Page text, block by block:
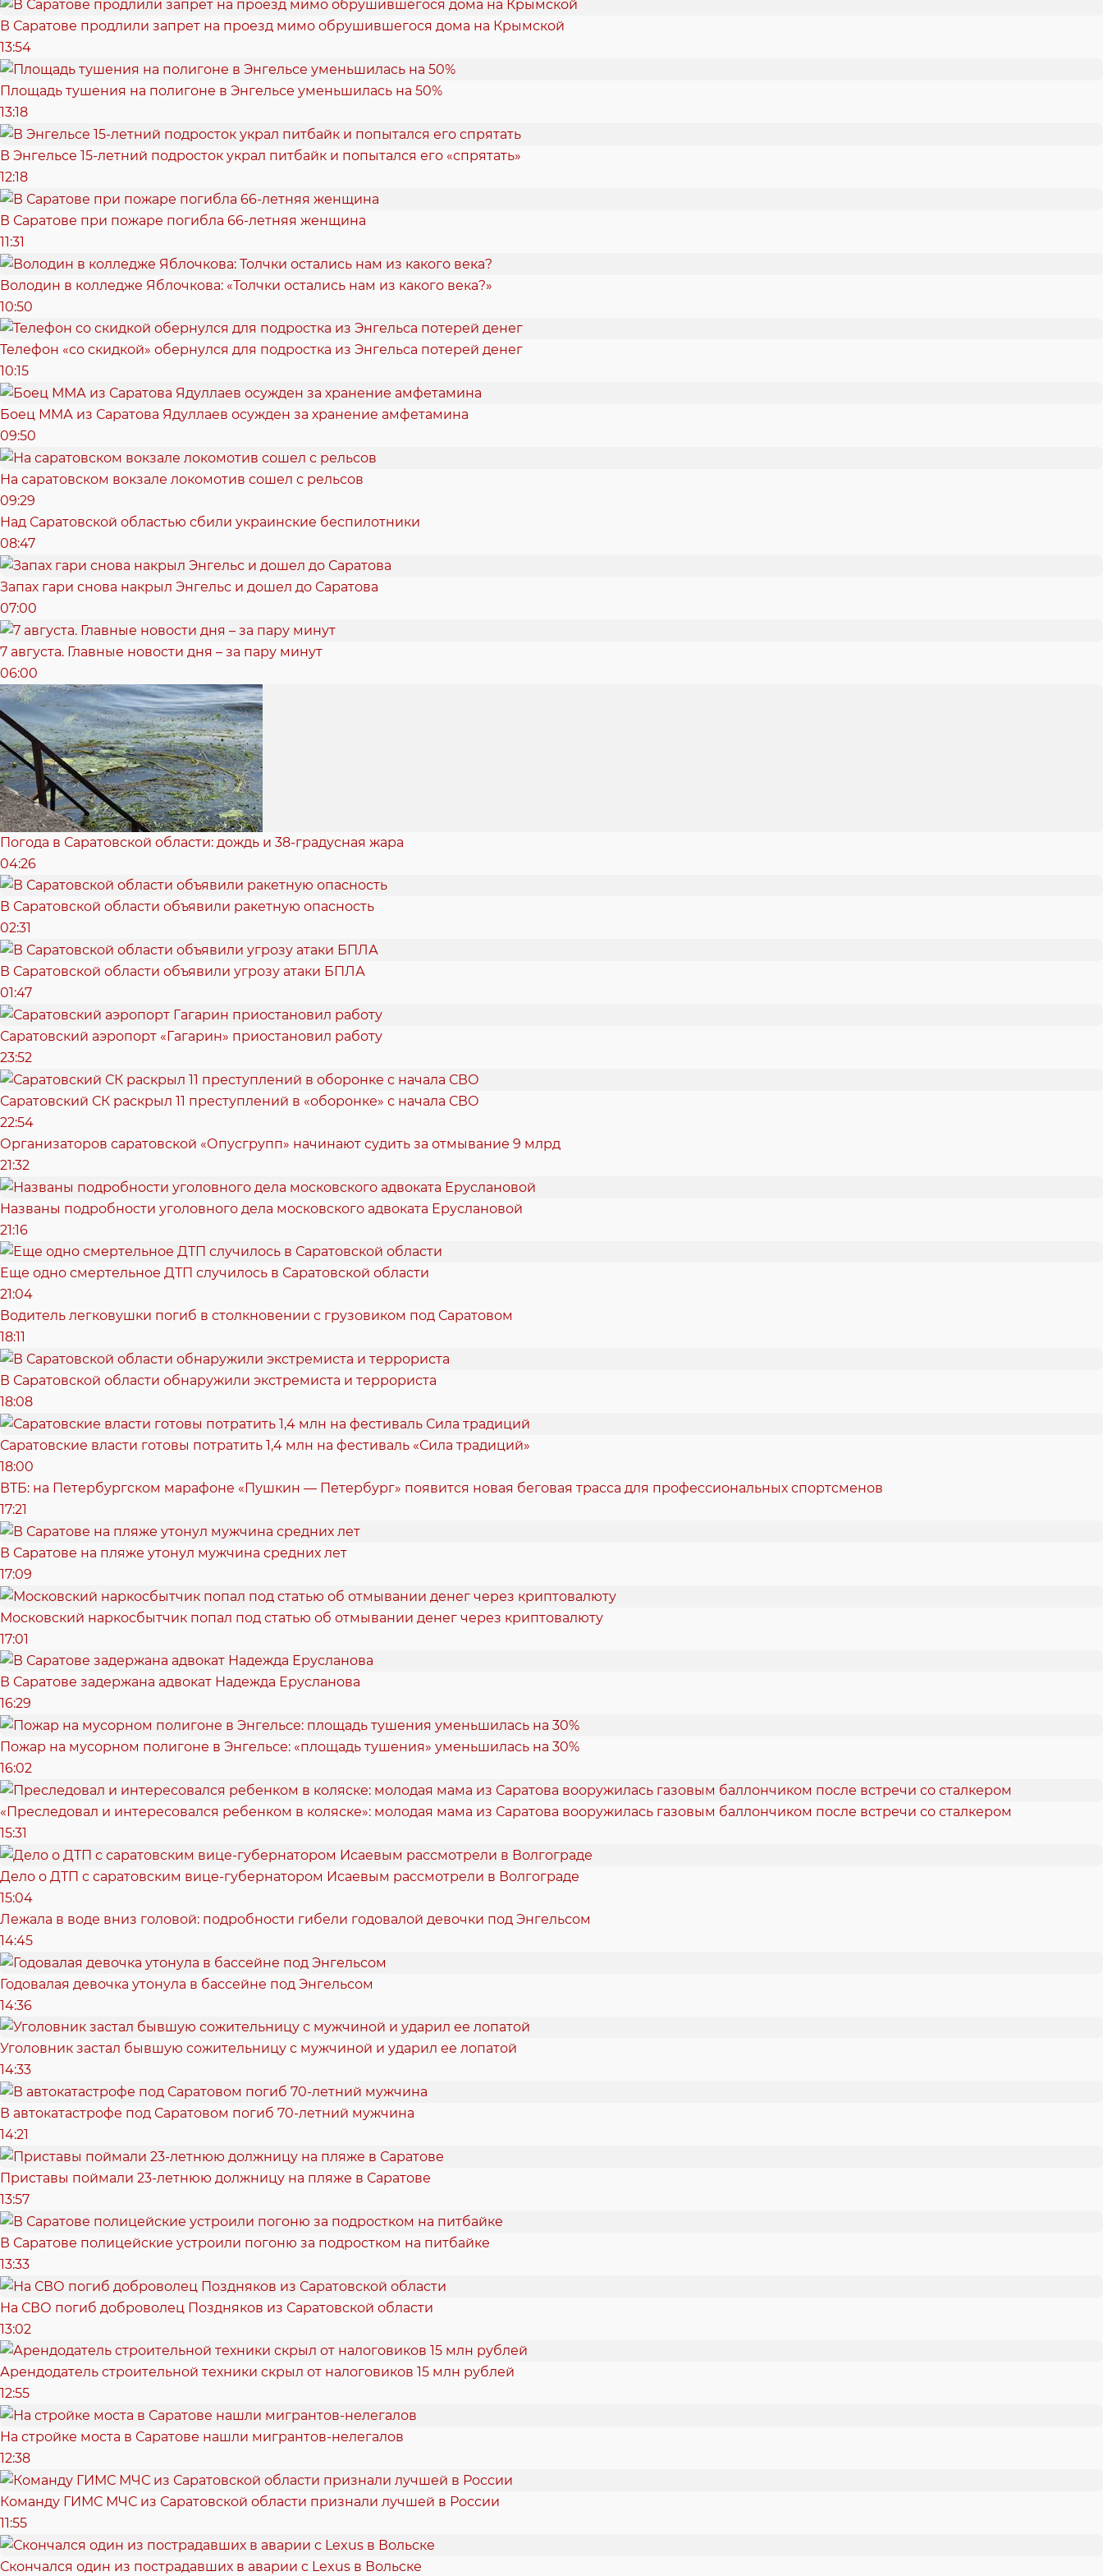
В Саратове продлили запрет на проезд мимо обрушившегося дома на Крымской
13:54
Площадь тушения на полигоне в Энгельсе уменьшилась на 50%
13:18
В Энгельсе 15-летний подросток украл питбайк и попытался его «спрятать»
12:18
В Саратове при пожаре погибла 66-летняя женщина
11:31
Володин в колледже Яблочкова: «Толчки остались нам из какого века?»
10:50
Телефон «со скидкой» обернулся для подростка из Энгельса потерей денег
10:15
Боец ММА из Саратова Ядуллаев осужден за хранение амфетамина
09:50
На саратовском вокзале локомотив сошел с рельсов
09:29
Над Саратовской областью сбили украинские беспилотники
08:47
Запах гари снова накрыл Энгельс и дошел до Саратова
07:00
7 августа. Главные новости дня – за пару минут
06:00
Погода в Саратовской области: дождь и 38-градусная жара
04:26
В Саратовской области объявили ракетную опасность
02:31
В Саратовской области объявили угрозу атаки БПЛА
01:47
Саратовский аэропорт «Гагарин» приостановил работу
23:52
Саратовский СК раскрыл 11 преступлений в «оборонке» с начала СВО
22:54
Организаторов саратовской «Опусгрупп» начинают судить за отмывание 9 млрд
21:32
Названы подробности уголовного дела московского адвоката Еруслановой
21:16
Еще одно смертельное ДТП случилось в Саратовской области
21:04
Водитель легковушки погиб в столкновении с грузовиком под Саратовом
18:11
В Саратовской области обнаружили экстремиста и террориста
18:08
Саратовские власти готовы потратить 1,4 млн на фестиваль «Сила традиций»
18:00
ВТБ: на Петербургском марафоне «Пушкин — Петербург» появится новая беговая трасса для профессиональных спортсменов
17:21
В Саратове на пляже утонул мужчина средних лет
17:09
Московский наркосбытчик попал под статью об отмывании денег через криптовалюту
17:01
В Саратове задержана адвокат Надежда Ерусланова
16:29
Пожар на мусорном полигоне в Энгельсе: «площадь тушения» уменьшилась на 30%
16:02
«Преследовал и интересовался ребенком в коляске»: молодая мама из Саратова вооружилась газовым баллончиком после встречи со сталкером
15:31
Дело о ДТП с саратовским вице-губернатором Исаевым рассмотрели в Волгограде
15:04
Лежала в воде вниз головой: подробности гибели годовалой девочки под Энгельсом
14:45
Годовалая девочка утонула в бассейне под Энгельсом
14:36
Уголовник застал бывшую сожительницу с мужчиной и ударил ее лопатой
14:33
В автокатастрофе под Саратовом погиб 70-летний мужчина
14:21
Приставы поймали 23-летнюю должницу на пляже в Саратове
13:57
В Саратове полицейские устроили погоню за подростком на питбайке
13:33
На СВО погиб доброволец Поздняков из Саратовской области
13:02
Арендодатель строительной техники скрыл от налоговиков 15 млн рублей
12:55
На стройке моста в Саратове нашли мигрантов-нелегалов
12:38
Команду ГИМС МЧС из Саратовской области признали лучшей в России
11:55
Скончался один из пострадавших в аварии c Lexus в Вольске